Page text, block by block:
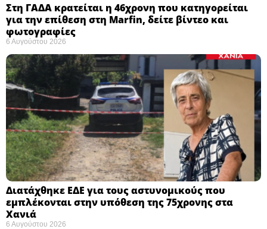
Στη ΓΑΔΑ κρατείται η 46χρονη που κατηγορείται
για την επίθεση στη Marfin, δείτε βίντεο και
φωτογραφίες
6 Αυγούστου 2026
Διατάχθηκε ΕΔΕ για τους αστυνομικούς που
εμπλέκονται στην υπόθεση της 75χρονης στα
Χανιά
6 Αυγούστου 2026